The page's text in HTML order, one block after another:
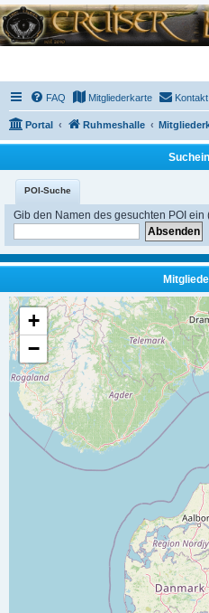
FAQ Mitgliederkarte Kontakt
Portal Ruhmeshalle
POI-Suche
Gib den Namen des gesuchten POI ein
+
−